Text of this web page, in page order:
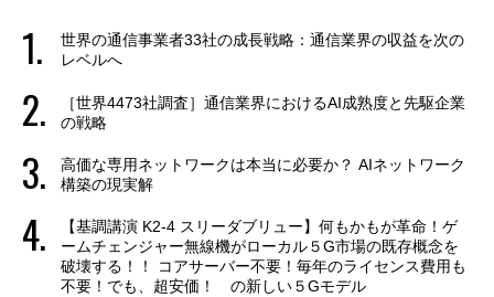
世界の通信事業者33社の成長戦略：通信業界の収益を次の
レベルへ
［世界4473社調査］通信業界におけるAI成熟度と先駆企業
の戦略
高価な専用ネットワークは本当に必要か？ AIネットワーク
構築の現実解
【基調講演 K2-4 スリーダブリュー】何もかもが革命！ゲ
ームチェンジャー無線機がローカル５G市場の既存概念を
破壊する！！ コアサーバー不要！毎年のライセンス費用も
不要！でも、超安価！ の新しい５Gモデル